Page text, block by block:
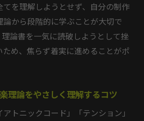
を理解しようとせず、自分の制作
から段階的に学ぶことが大切で
論書を一気に読破しようとして挫
め、焦らず着実に進めることがポ
理論をやさしく理解するコツ
トニックコード」「テンション」